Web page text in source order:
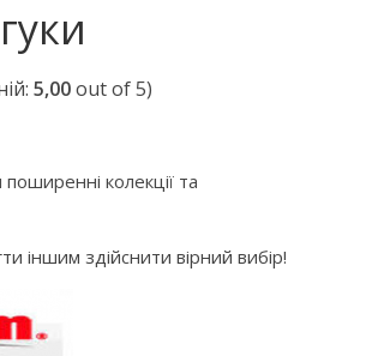
5,00out of 5)
колекції та
іншим здійснити вірний вибір!